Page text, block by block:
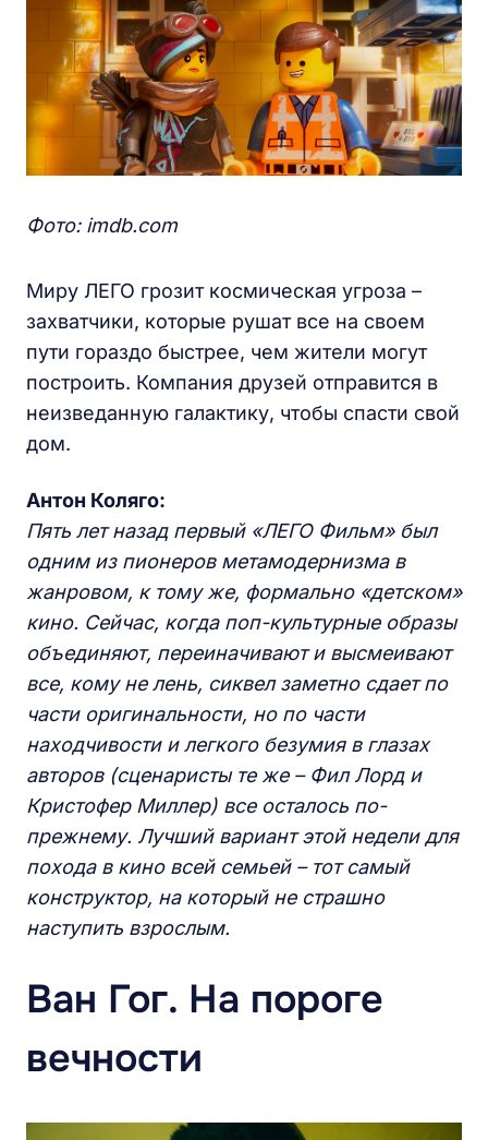
Фото: imdb.com
Миру ЛЕГО грозит космическая угроза –
захватчики, которые рушат все на своем
пути гораздо быстрее, чем жители могут
построить. Компания друзей отправится в
неизведанную галактику, чтобы спасти свой
дом.
Антон Коляго:
Пять лет назад первый «ЛЕГО Фильм» был
одним из пионеров метамодернизма в
жанровом, к тому же, формально «детском»
кино. Сейчас, когда поп-культурные образы
объединяют, переиначивают и высмеивают
все, кому не лень, сиквел заметно сдает по
части оригинальности, но по части
находчивости и легкого безумия в глазах
авторов (сценаристы те же – Фил Лорд и
Кристофер Миллер) все осталось по-
прежнему. Лучший вариант этой недели для
похода в кино всей семьей – тот самый
конструктор, на который не страшно
наступить взрослым.
Ван Гог. На пороге
вечности